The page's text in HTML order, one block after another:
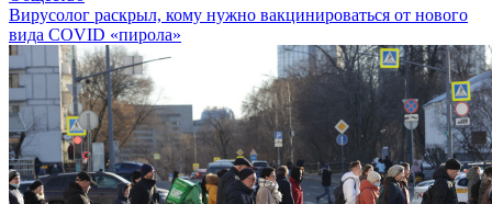
Вирусолог раскрыл, кому нужно вакцинироваться от нового
вида COVID «пирола»